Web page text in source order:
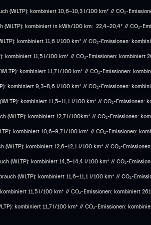
(WLTP): kombiniert 10,6-10,3 l/100 km* // CO₂-
(WLTP): kombiniert in kWh/100 km: 22,4-20,4* // CO₂-
kombiniert 11,6 l/100 km* // CO₂-Emissionen:
kombiniert 11,5 l/100 km* // CO₂-Emissionen: kombiniert
kombiniert 11,7 l/100 km* // CO₂-Emissionen:
kombiniert 9,3-8,6 l/100 km* // CO₂-Emissionen:
kombiniert 11,5-11,1 l/100 km* // CO₂-Emissionen:
(WLTP): kombiniert 12,7 l/100km* // CO₂-Emissionen:
kombiniert 10,6-9,7 l/100 km* // CO₂-Emissionen:
(WLTP): kombiniert 12,6-12,1 l/100 km* // CO₂-
(WLTP): kombiniert 14,5-14,4 l/100 km* // CO₂-
(WLTP): kombiniert 11,6-11,1 l/100 km* // CO₂-
11,5 l/100 km* // CO₂-Emissionen: kombiniert
kombiniert 11,7 l/100 km* // CO₂-Emissionen: